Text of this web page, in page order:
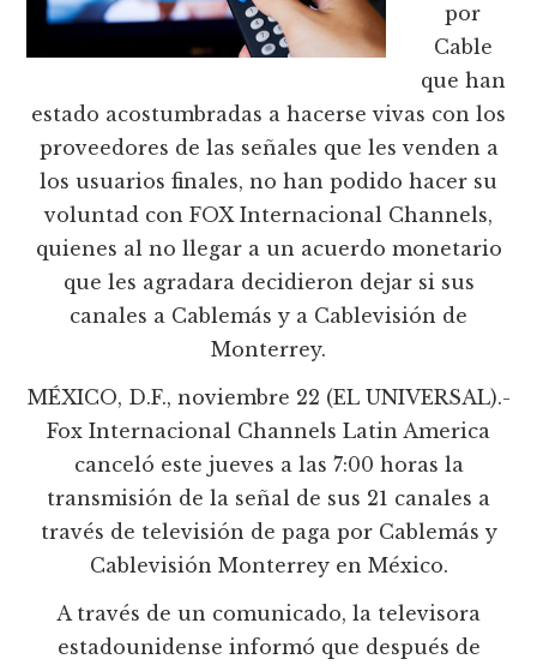
por
Cable
que han
estado acostumbradas a hacerse vivas con los
proveedores de las señales que les venden a
los usuarios finales, no han podido hacer su
voluntad con FOX Internacional Channels,
quienes al no llegar a un acuerdo monetario
que les agradara decidieron dejar si sus
canales a Cablemás y a Cablevisión de
Monterrey.
MÉXICO, D.F., noviembre 22 (EL UNIVERSAL).-
Fox Internacional Channels Latin America
canceló este jueves a las 7:00 horas la
transmisión de la señal de sus 21 canales a
través de televisión de paga por Cablemás y
Cablevisión Monterrey en México.
A través de un comunicado, la televisora
estadounidense informó que después de